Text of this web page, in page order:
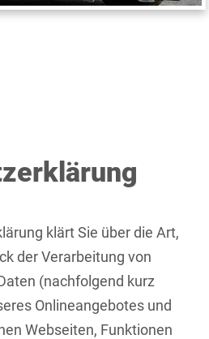
klärt Sie über die Art,
der Verarbeitung von
(nachfolgend kurz
Onlineangebotes und
Webseiten, Funktionen